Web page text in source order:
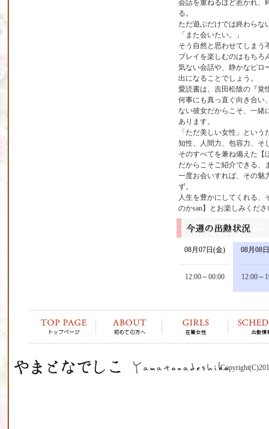
会話を重ねるほど惹かれ、
る。
ただ遊ぶだけでは終わらな
「また会いたい。」
そう自然と思わせてしまう
プレイを楽しむのはもちろ
気ない会話や、静かなピロ
出になることでしょう。
愛読書は、吉田松陰の『覚
何事にも真っ直ぐ向き合い
ない彼女だからこそ、一緒
あります。
「ただ美しい女性」とい
知性、人間力、包容力、そ
そのすべてを兼ね備えた【
だからこそご紹介できる、
一度お会いすれば、その魅
ず。
人生を豊かにしてくれる、
のかsan】とお楽しみくだ
08月07日(金)
12:00～00:00
08月08日
12:00～